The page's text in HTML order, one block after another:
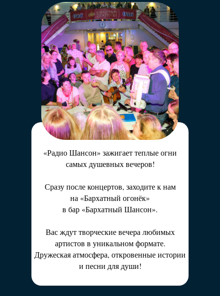
«Радио Шансон» зажигает теплые огни
самых душевных вечеров!
Сразу после концертов, заходите к нам
на «Бархатный огонёк»
в бар «Бархатный Шансон».
Вас ждут творческие вечера любимых
артистов в уникальном формате.
Дружеская атмосфера, откровенные истории
и песни для души!